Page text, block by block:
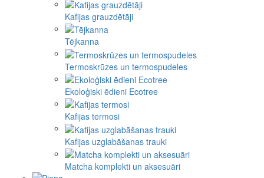
Kafijas grauzdētāji
Tējkanna
Termoskrūzes un termospudeles
Ekoloģiski ēdieni Ecotree
Kafijas termosi
Kafijas uzglabāšanas trauki
Matcha komplekti un aksesuāri